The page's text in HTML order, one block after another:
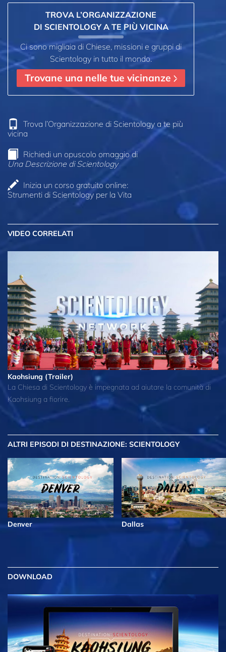
TROVA L’ORGANIZZAZIONE
DI SCIENTOLOGY A TE PIÙ VICINA
Ci sono migliaia di Chiese, missioni e gruppi di
Scientology in tutto il mondo.
Trovane una nelle tue vicinanze
Trova l’Organizzazione di Scientology a te più
vicina
Richiedi un opuscolo omaggio di
Una Descrizione di Scientology
Inizia un corso gratuito online:
Strumenti di Scientology per la Vita
VIDEO CORRELATI
Kaohsiung (Trailer)
La Chiesa di Scientology è impegnata ad aiutare la comunità di
Kaohsiung a fiorire.
ALTRI EPISODI DI DESTINAZIONE: SCIENTOLOGY
Denver Dallas
DOWNLOAD